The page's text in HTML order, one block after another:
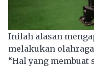
Inilah alasan
melakukan
“Hal yang